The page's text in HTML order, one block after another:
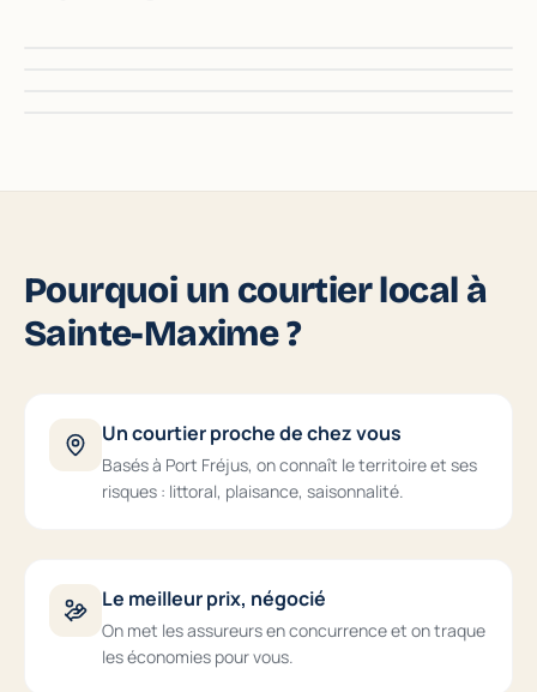
Pourquoi un courtier local à
Sainte-Maxime ?
Un courtier proche de chez vous
Basés à Port Fréjus, on connaît le territoire et ses
risques : littoral, plaisance, saisonnalité.
Le meilleur prix, négocié
On met les assureurs en concurrence et on traque
les économies pour vous.